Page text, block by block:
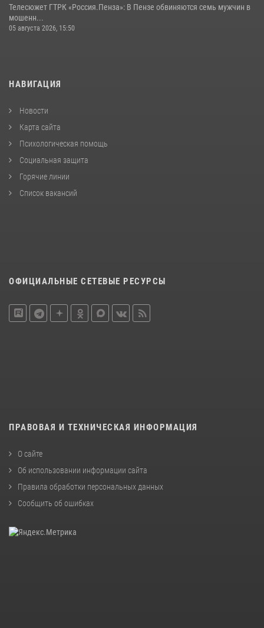
Телесюжет ГТРК «Россия.Пенза»: В Пензе обвиняются семь мужчин в
мошенн...
05 августа 2026, 15:50
НАВИГАЦИЯ
Новости
Карта сайта
Психологическая помощь
Социальная защита
Горячие линии
Список вакансий
ОФИЦИАЛЬНЫЕ СЕТЕВЫЕ РЕСУРСЫ
ПРАВОВАЯ И ТЕХНИЧЕСКАЯ ИНФОРМАЦИЯ
О сайте
Об использовании информации сайта
Правила обработки персональных данных
Сообщить об ошибках